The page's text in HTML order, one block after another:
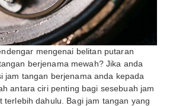
mengenai belitan putaran
berjenama mewah? Jika anda
jam tangan berjenama anda kepada
antara ciri penting bagi sesebuah jam
terlebih dahulu. Bagi jam tangan yang